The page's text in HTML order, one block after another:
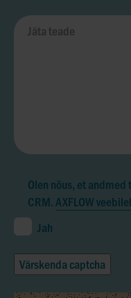
Olen nõus, et
CRM.AXFLOW
Jah
Värskenda captcha